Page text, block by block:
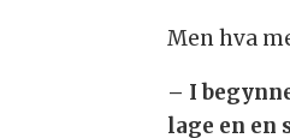
Men hva
– I
lage en en